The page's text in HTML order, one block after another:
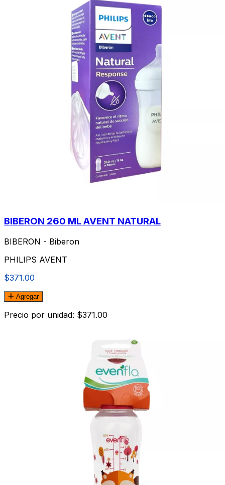
BIBERON 260 ML AVENT NATURAL
BIBERON - Biberon
PHILIPS AVENT
$371.00
Agregar
Precio por unidad: $371.00